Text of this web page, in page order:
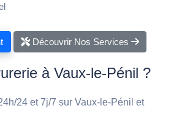
Découvrir Nos Services
à Vaux-le-Pénil ?
24 et 7j/7 sur Vaux-le-Pénil et